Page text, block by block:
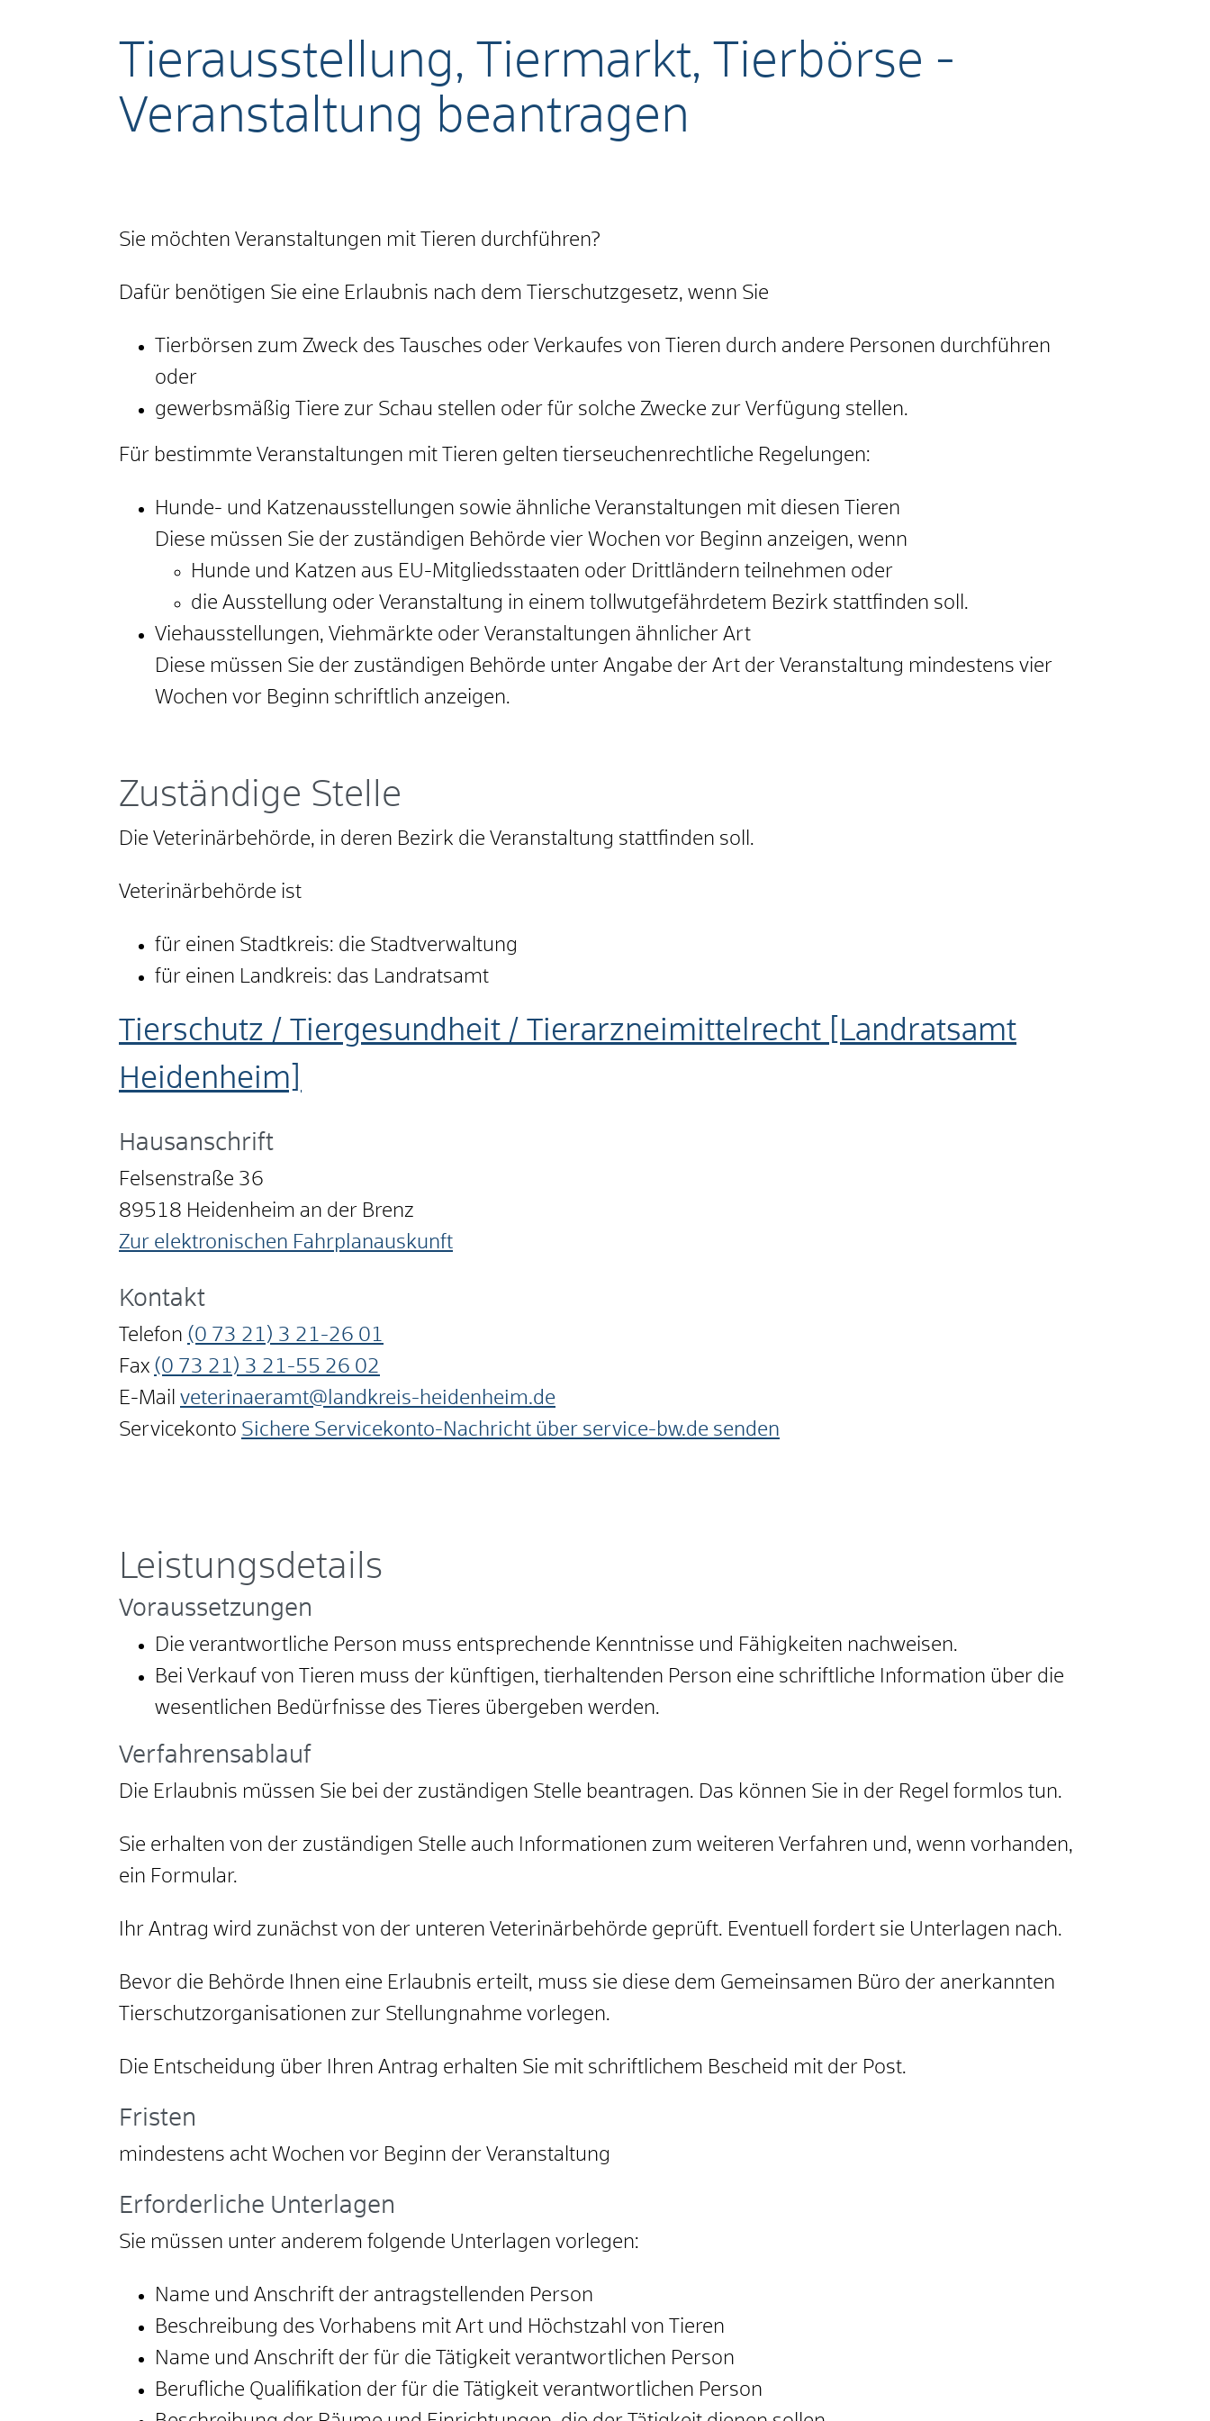
Tierausstellung, Tiermarkt, Tierbörse -
Veranstaltung beantragen
Sie möchten Veranstaltungen mit Tieren durchführen?
Dafür benötigen Sie eine Erlaubnis nach dem Tierschutzgesetz, wenn Sie
Tierbörsen zum Zweck des Tausches oder Verkaufes von Tieren durch andere Personen durchführen
oder
gewerbsmäßig Tiere zur Schau stellen oder für solche Zwecke zur Verfügung stellen.
Für bestimmte Veranstaltungen mit Tieren gelten tierseuchenrechtliche Regelungen:
Hunde- und Katzenausstellungen sowie ähnliche Veranstaltungen mit diesen Tieren
Diese müssen Sie der zuständigen Behörde vier Wochen vor Beginn anzeigen, wenn
Hunde und Katzen aus EU-Mitgliedsstaaten oder Drittländern teilnehmen oder
die Ausstellung oder Veranstaltung in einem tollwutgefährdetem Bezirk stattfinden soll.
Viehausstellungen, Viehmärkte oder Veranstaltungen ähnlicher Art
Diese müssen Sie der zuständigen Behörde unter Angabe der Art der Veranstaltung mindestens vier
Wochen vor Beginn schriftlich anzeigen.
Zuständige Stelle
Die Veterinärbehörde, in deren Bezirk die Veranstaltung stattfinden soll.
Veterinärbehörde ist
für einen Stadtkreis: die Stadtverwaltung
für einen Landkreis: das Landratsamt
Tierschutz / Tiergesundheit / Tierarzneimittelrecht [Landratsamt
Heidenheim]
Hausanschrift
Felsenstraße 36
89518 Heidenheim an der Brenz
Zur elektronischen Fahrplanauskunft
Kontakt
Telefon (0 73 21) 3 21-26 01
Fax (0 73 21) 3 21-55 26 02
E-Mail veterinaeramt@landkreis-heidenheim.de
Servicekonto Sichere Servicekonto-Nachricht über service-bw.de senden
Leistungsdetails
Voraussetzungen
Die verantwortliche Person muss entsprechende Kenntnisse und Fähigkeiten nachweisen.
Bei Verkauf von Tieren muss der künftigen, tierhaltenden Person eine schriftliche Information über die
wesentlichen Bedürfnisse des Tieres übergeben werden.
Verfahrensablauf
Die Erlaubnis müssen Sie bei der zuständigen Stelle beantragen. Das können Sie in der Regel formlos tun.
Sie erhalten von der zuständigen Stelle auch Informationen zum weiteren Verfahren und, wenn vorhanden,
ein Formular.
Ihr Antrag wird zunächst von der unteren Veterinärbehörde geprüft. Eventuell fordert sie Unterlagen nach.
Bevor die Behörde Ihnen eine Erlaubnis erteilt, muss sie diese dem Gemeinsamen Büro der anerkannten
Tierschutzorganisationen zur Stellungnahme vorlegen.
Die Entscheidung über Ihren Antrag erhalten Sie mit schriftlichem Bescheid mit der Post.
Fristen
mindestens acht Wochen vor Beginn der Veranstaltung
Erforderliche Unterlagen
Sie müssen unter anderem folgende Unterlagen vorlegen:
Name und Anschrift der antragstellenden Person
Beschreibung des Vorhabens mit Art und Höchstzahl von Tieren
Name und Anschrift der für die Tätigkeit verantwortlichen Person
Berufliche Qualifikation der für die Tätigkeit verantwortlichen Person